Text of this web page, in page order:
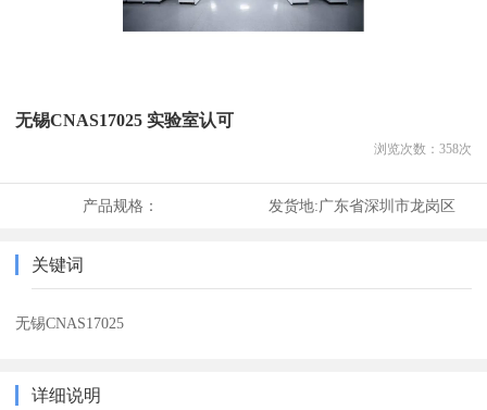
无锡CNAS17025 实验室认可
浏览次数： 358次
产品规格： 发货地:广东省深圳市龙岗区
关键词
无锡CNAS17025
详细说明